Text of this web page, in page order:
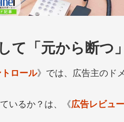
て「元から断つ」
ロール》では、広告主のド
いるか？は、《広告レビュ